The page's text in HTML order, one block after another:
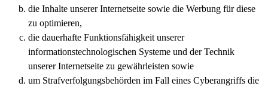
die Inhalte unserer Internetseite sowie die Werbung für diese
zu optimieren,
die dauerhafte Funktionsfähigkeit unserer
informationstechnologischen Systeme und der Technik
unserer Internetseite zu gewährleisten sowie
um Strafverfolgungsbehörden im Fall eines Cyberangriffs die